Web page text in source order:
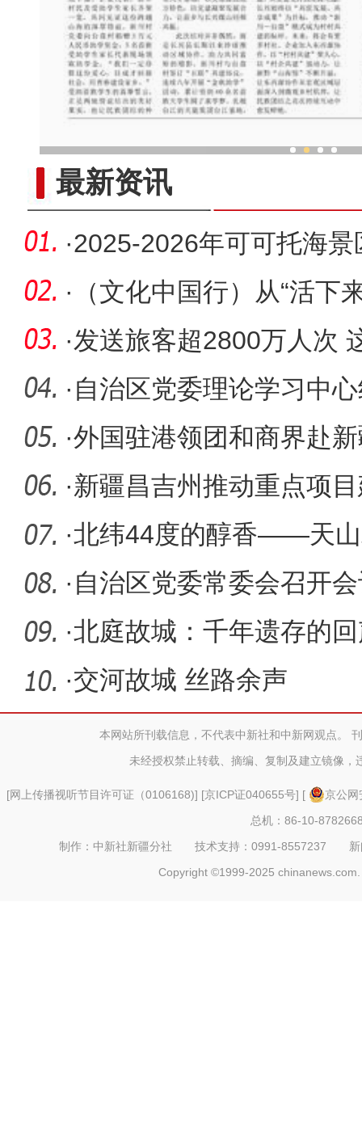
最新资讯
·2025-2026年可可托海
齐举办
·
（文化中国行）从“活下
码
·发送旅客超2800万人次
姓“幸福
· 自治区党委理论学习中
·外国驻港领团和商界赴
·新疆昌吉州推动重点项
·北纬44度的醇香——天山
围”观
· 自治区党委常委会召开
·北庭故城：千年遗存的
·交河故城 丝路余声
本网站所刊载信息，不代表中新社和中新网观点。
未经授权禁止转载、摘编、复制及建立镜像，
[网上传播视听节目许可证（0106168)] [京ICP证040655号] [
京公
总机：86-10-
制作：中新社新疆分社 技术支持：0991-8557237
Copyright ©1999-2025